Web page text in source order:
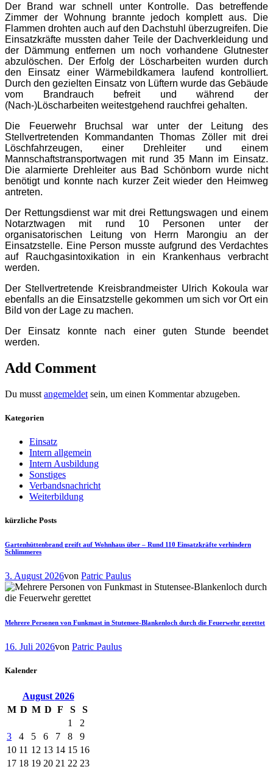
Der Brand war schnell unter Kontrolle. Das betreffende
Zimmer der Wohnung brannte jedoch komplett aus. Die
Flammen drohten auch auf den Dachstuhl überzugreifen. Die
Einsatzkräfte mussten daher Teile der Dachverkleidung und
der Dämmung entfernen um noch vorhandene Glutnester
abzulöschen. Der Erfolg der Löscharbeiten wurden durch
den Einsatz einer Wärmebildkamera laufend kontrolliert.
Durch den gezielten Einsatz von Lüftern wurde das Gebäude
vom Brandrauch befreit und während der
(Nach-)Löscharbeiten weitestgehend rauchfrei gehalten.
Die Feuerwehr Bruchsal war unter der Leitung des
Stellvertretenden Kommandanten Thomas Zöller mit drei
Löschfahrzeugen, einer Drehleiter und einem
Mannschaftstransportwagen mit rund 35 Mann im Einsatz.
Die alarmierte Drehleiter aus Bad Schönborn wurde nicht
benötigt und konnte nach kurzer Zeit wieder den Heimweg
antreten.
Der Rettungsdienst war mit drei Rettungswagen und einem
Notarztwagen mit rund 10 Personen unter der
organisatorischen Leitung von Herrn Marongiu an der
Einsatzstelle. Eine Person musste aufgrund des Verdachtes
auf Rauchgasintoxikation in ein Krankenhaus verbracht
werden.
Der Stellvertretende Kreisbrandmeister Ulrich Kokoula war
ebenfalls an die Einsatzstelle gekommen um sich vor Ort ein
Bild von der Lage zu machen.
Der Einsatz konnte nach einer guten Stunde beendet
werden.
Add Comment
Du musst angemeldet sein, um einen Kommentar abzugeben.
Kategorien
Einsatz
Intern allgemein
Intern Ausbildung
Sonstiges
Verbandsnachricht
Weiterbildung
kürzliche Posts
Gartenhüttenbrand greift auf Wohnhaus über – Rund 110 Einsatzkräfte verhindern
Schlimmeres
3. August 2026von Patric Paulus
Mehrere Personen von Funkmast in Stutensee-Blankenloch durch die Feuerwehr gerettet
16. Juli 2026von Patric Paulus
Kalender
August2026
M D M D F S
S
1
2
3
4 5 6 7 8
9
10 11 12 13 14 15 16
17 18 19 20 21 22 23